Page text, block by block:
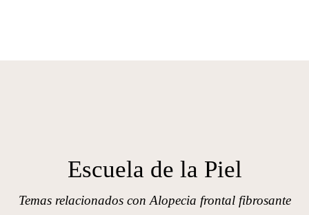
Escuela de la Piel
Temas relacionados con Alopecia frontal fibrosante